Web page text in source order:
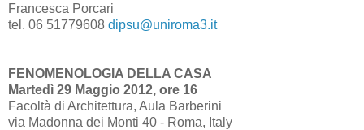
Francesca Porcari
tel. 06 51779608 dipsu@uniroma3.it
FENOMENOLOGIA DELLA CASA
Martedì 29 Maggio 2012, ore 16
Facoltà di Architettura, Aula Barberini
via Madonna dei Monti 40 - Roma, Italy